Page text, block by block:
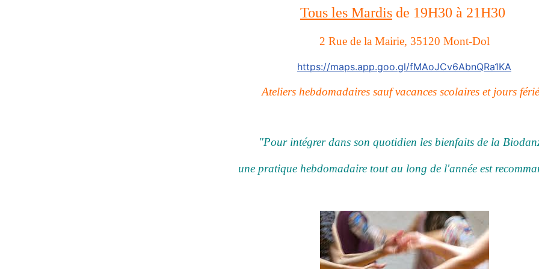
Tous les Mardis de 19H30 à 21H30
2 Rue de la Mairie, 35120 Mont-Dol
https://maps.app.goo.gl/fMAoJCv6AbnQRa1KA
Ateliers hebdomadaires sauf vacances scolaires et jours
"Pour intégrer dans son quotidien les bienfaits de la
une pratique hebdomadaire tout au long de l'année est